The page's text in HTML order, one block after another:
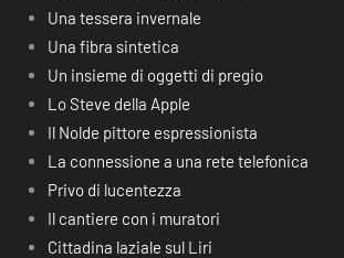
Una tessera invernale
Una fibra sintetica
Un insieme di oggetti di pregio
Lo Steve della Apple
Il Nolde pittore espressionista
La connessione a una rete telefonica
Privo di lucentezza
Il cantiere con i muratori
Cittadina laziale sul Liri